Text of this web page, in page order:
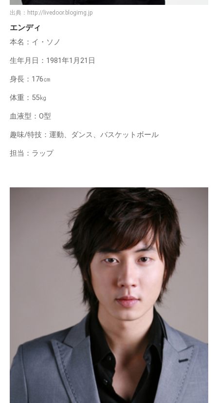
出典： http://livedoor.blogimg.jp
エンディ
本名：イ・ソノ
生年月日：1981年1月21日
身長：176㎝
体重：55㎏
血液型：O型
趣味/特技：運動、ダンス、バスケットボール
担当：ラップ